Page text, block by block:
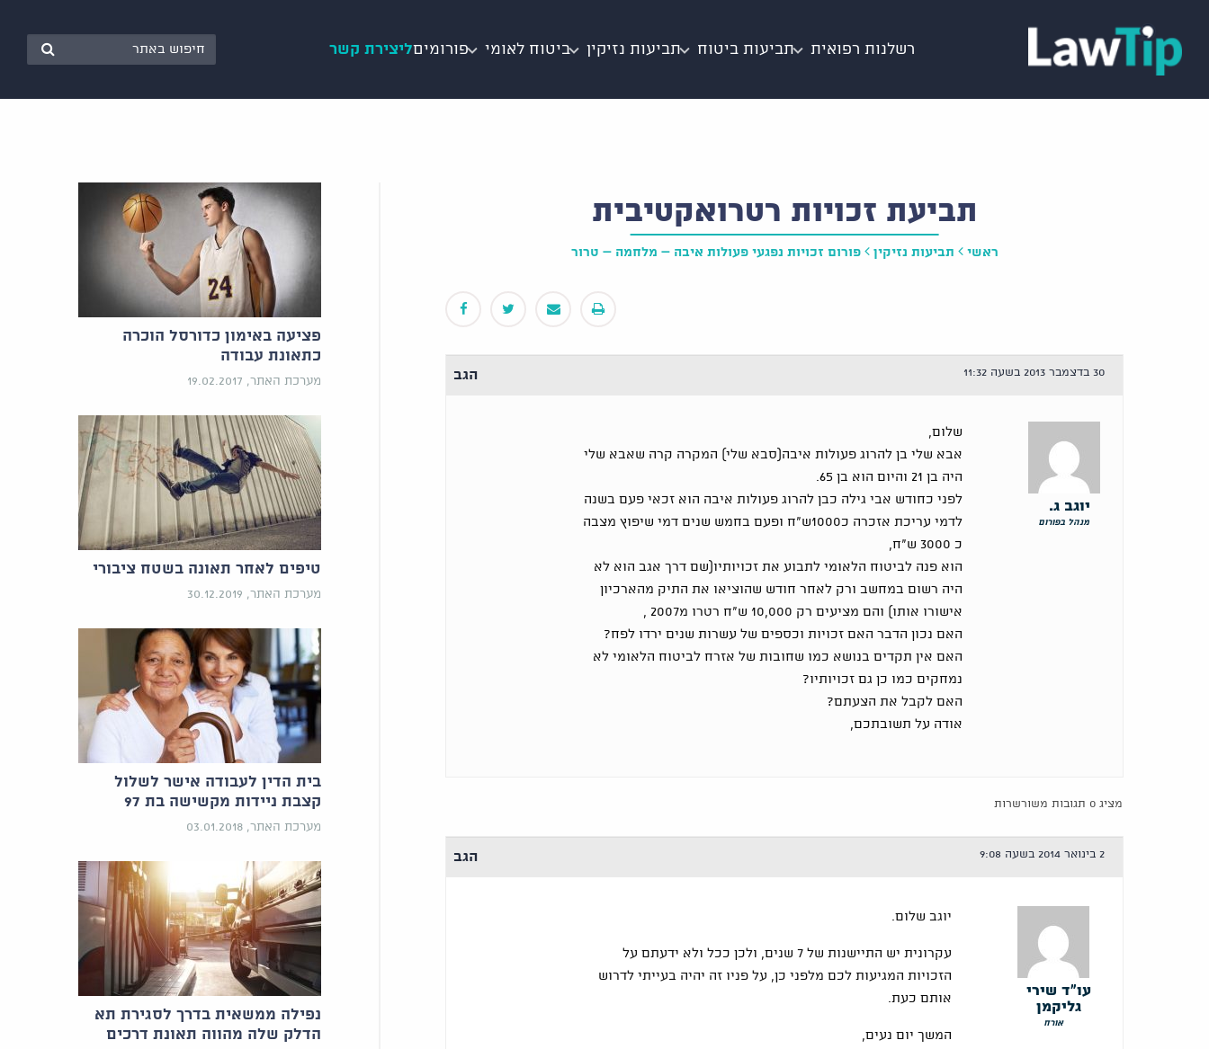
רשלנות רפואית תביעות ביטוח תביעות נזיקין ביטוח לאומי פורומיםליצירת קשר
תביעת זכויות רטרואקטיבית
ראשי תביעות נזיקין פורום זכויות נפגעי פעולות איבה – מלחמה – טרור
30 בדצמבר 2013 בשעה 11:32 הגב
יוגב ג.
מנהל בפורום
שלום,
אבא שלי בן להרוג פעולות איבה(סבא שלי) המקרה קרה שאבא שלי
היה בן 21 והיום הוא בן 65.
לפני כחודש אבי גילה כבן להרוג פעולות איבה הוא זכאי פעם בשנה
לדמי עריכת אזכרה כ1000ש"ח ופעם בחמש שנים דמי שיפוץ מצבה
כ 3000 ש"ח,
הוא פנה לביטוח הלאומי לתבוע את זכויותיו(שם דרך אגב הוא לא
היה רשום במחשב ורק לאחר חודש שהוציאו את התיק מהארכיון
אישורו אותו) והם מציעים רק 10,000 ש"ח רטרו מ2007 ,
האם נכון הדבר האם זכויות וכספים של עשרות שנים ירדו לפח?
האם אין תקדים בנושא כמו שחובות של אזרח לביטוח הלאומי לא
נמחקים כמו כן גם זכויותיו?
האם לקבל את הצעתם?
אודה על תשובתכם,
מציג 0 תגובות משורשרות
2 בינואר 2014 בשעה 9:08 הגב
עו"ד שירי
גליקמן
אורח
יוגב שלום.
עקרונית יש התיישנות של 7 שנים, ולכן ככל ולא ידעתם על
הזכויות המגיעות לכם מלפני כן, על פניו זה יהיה בעייתי לדרוש
אותם כעת.
המשך יום נעים,
פציעה באימון כדורסל הוכרה
כתאונת עבודה
מערכת האתר, 19.02.2017
טיפים לאחר תאונה בשטח ציבורי
מערכת האתר, 30.12.2019
בית הדין לעבודה אישר לשלול
קצבת ניידות מקשישה בת 97
מערכת האתר, 03.01.2018
נפילה ממשאית בדרך לסגירת תא
הדלק שלה מהווה תאונת דרכים